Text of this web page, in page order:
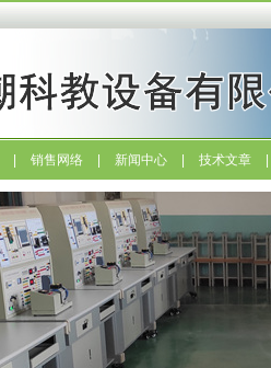
销售网络 新闻中心 技术文章